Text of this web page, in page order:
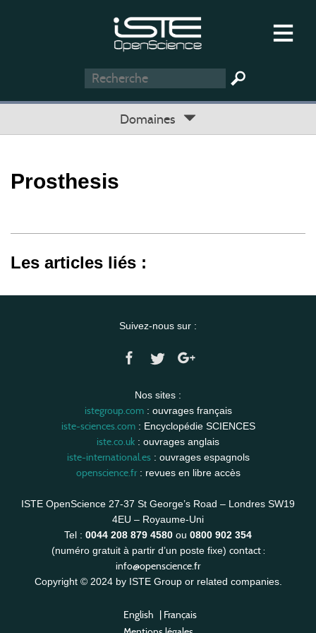
Domaines
Prosthesis
Les articles liés :
Suivez-nous sur :
Nos sites :
istegroup.com: ouvrages français
iste-sciences.com: Encyclopédie SCIENCES
iste.co.uk : ouvrages anglais
iste-international.es: ouvrages espagnols
openscience.fr: revues en libre accès
ISTE OpenScience 27-37 St George’s Road – Londres SW19
4EU – Royaume-Uni
Tel : 0044 208 879 4580 ou 0800 902 354
(numéro gratuit à partir d’un poste fixe) contact :
info@openscience.fr
Copyright © 2024 by ISTE Group or related companies.
English | Français